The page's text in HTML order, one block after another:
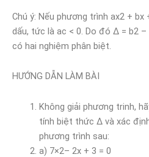
Chú ý: Nếu phương trình ax2 +
dấu, tức là ac < 0. Do đó ∆ = b2
có hai nghiệm phân biệt.
HƯỚNG DẪN LÀM BÀI
Không giải phương trinh,
tính biệt thức ∆ và xác
phương trình sau:
a) 7×2– 2x + 3 = 0